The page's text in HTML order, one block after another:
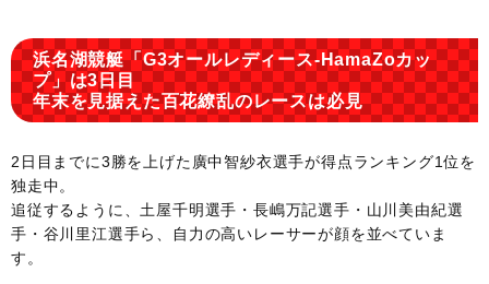
浜名湖競艇「G3オールレディース-HamaZoカッ
プ」は3日目
年末を見据えた百花繚乱のレースは必見
2日目までに3勝を上げた廣中智紗衣選手が得点ランキング1位を
独走中。
追従するように、土屋千明選手・長嶋万記選手・山川美由紀選
手・谷川里江選手ら、自力の高いレーサーが顔を並べていま
す。